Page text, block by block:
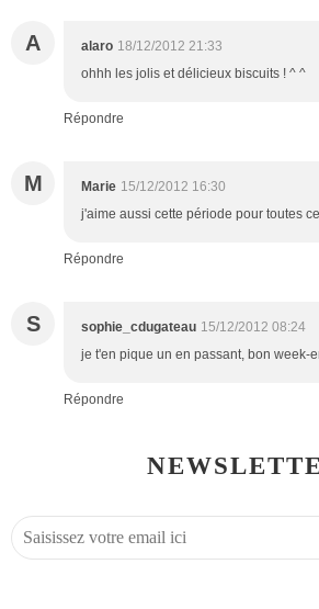
A alaro 18/12/2012 21:33
ohhh les jolis et délicieux biscuits ! ^ ^
Répondre
M Marie 15/12/2012 16:30
j'aime aussi cette période pour toutes
Répondre
S sophie_cdugateau 15/12/2012 08:24
je t'en pique un en passant, bon week-
Répondre